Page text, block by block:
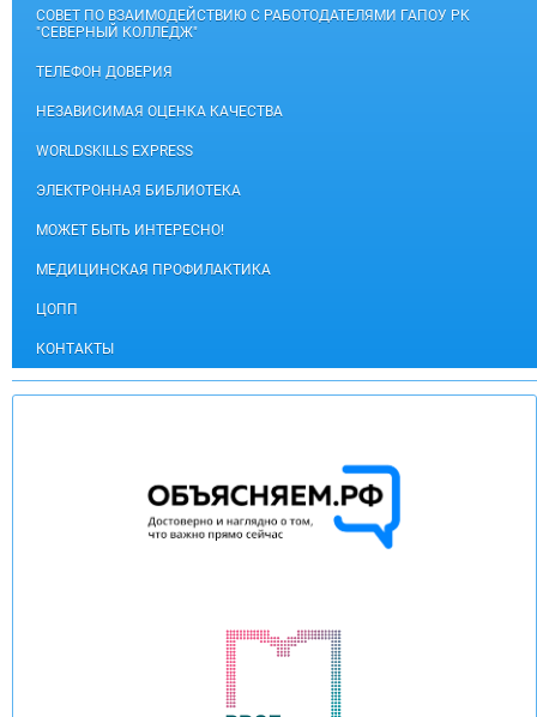
СОВЕТ ПО ВЗАИМОДЕЙСТВИЮ С РАБОТОДАТЕЛЯМИ ГАПОУ РК
"СЕВЕРНЫЙ КОЛЛЕДЖ"
ТЕЛЕФОН ДОВЕРИЯ
НЕЗАВИСИМАЯ ОЦЕНКА КАЧЕСТВА
WORLDSKILLS EXPRESS
ЭЛЕКТРОННАЯ БИБЛИОТЕКА
МОЖЕТ БЫТЬ ИНТЕРЕСНО!
МЕДИЦИНСКАЯ ПРОФИЛАКТИКА
ЦОПП
КОНТАКТЫ